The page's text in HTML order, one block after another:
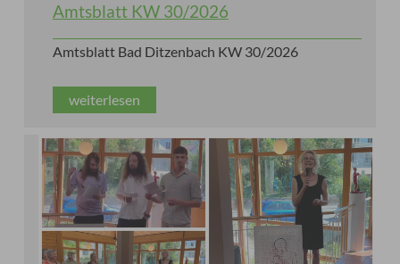
Amtsblatt KW 30/2026
Amtsblatt Bad Ditzenbach KW 30/2026
weiterlesen